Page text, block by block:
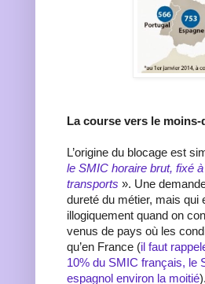
La course vers le moins-
L’origine du blocage est
le SMIC horaire brut, fixé
transports ». Une
dureté du métier, mais qui
illogiquement quand on
venus de pays où les
qu’en France (il faut
10% du SMIC français, le
espagnol environ la moitié